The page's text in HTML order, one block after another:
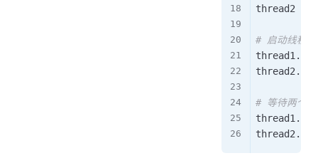
thread2
# 启动线程
thread1 .
thread2 .
# 等待两个
thread1 .
thread2 .